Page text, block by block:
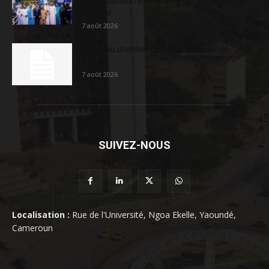
7 août 2026
7 août 2026
SUIVEZ-NOUS
Localisation : Rue de l'Université, Ngoa Ekelle, Yaoundé,
Cameroun